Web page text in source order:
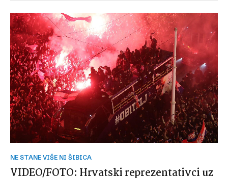
NE STANE VIŠE NI ŠIBICA
VIDEO/FOTO: Hrvatski reprezentativci uz